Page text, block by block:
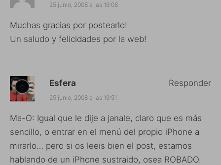
25 junio, 2008 a las 19:08
Muchas gracias por postearlo!
Un saludo y felicidades por la web!
Esfera
25 junio, 2008 a las 19:51
Ma-O: Igual que le dije a janale, claro que es más
sencillo, o entrar en el menú del propio iPhone a
mirarlo… pero si os leeis bien el post, estamos
hablando de un iPhone sustraido, osea ROBADO.
Responder